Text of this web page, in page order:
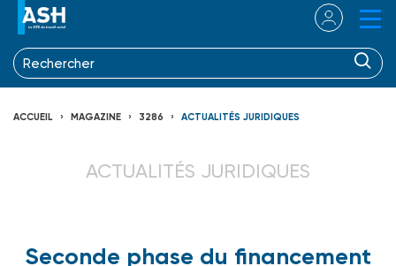
ACCUEIL MAGAZINE 3286 ACTUALITÉS JURIDIQUES
ACTUALITÉS JURIDIQUES
Seconde phase du financement